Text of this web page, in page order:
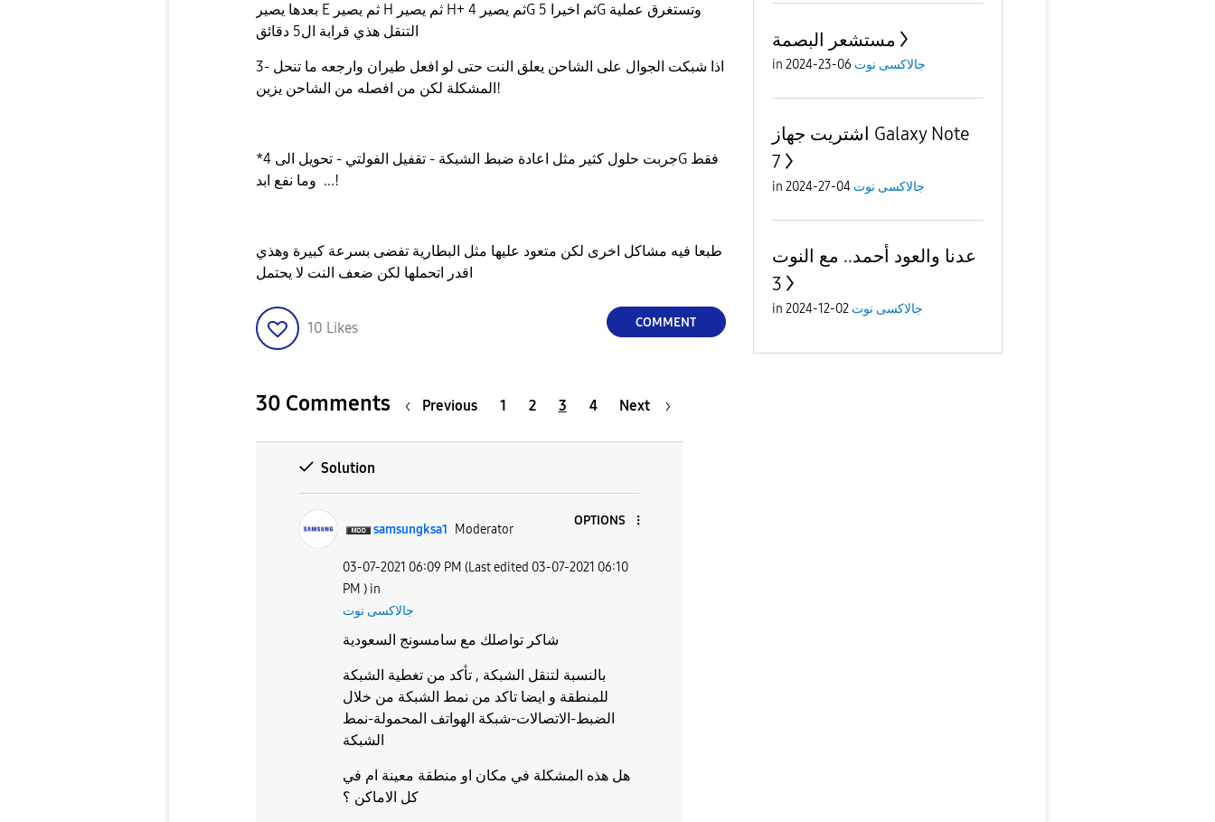
بعدها يصير E ثم يصير H ثم يصير H+ ثم يصير 4G ثم اخيرا 5G وتستغرق عملية
التنقل هذي قرابة ال5 دقائق
3- اذا شبكت الجوال على الشاحن يعلق النت حتى لو افعل طيران وارجعه ما تنحل
المشكلة لكن من افصله من الشاحن يزين!
*جربت حلول كثير مثل اعادة ضبط الشبكة - تقفيل الفولتي - تحويل الى 4G فقط
... وما نفع ابد!
طبعا فيه مشاكل اخرى لكن متعود عليها مثل البطارية تفضى بسرعة كبيرة وهذي
اقدر اتحملها لكن ضعف النت لا يحتمل
10 Likes COMMENT
30 Comments Previous 1 2 3 4 Next
Solution
samsungksa1 Moderator
OPTIONS
‎03-07-2021 06:09 PM (Last edited ‎03-07-2021 06:10
PM ) in
جالاكسى نوت
شاكر تواصلك مع سامسونج السعودية
بالنسبة لتنقل الشبكة , تأكد من تغطية الشبكة
للمنطقة و ايضا تاكد من نمط الشبكة من خلال
الضبط-الاتصالات-شبكة الهواتف المحمولة-نمط
الشبكة
هل هذه المشكلة في مكان او منطقة معينة ام في
كل الاماكن ؟
مستشعر البصمة
in جالاكسى نوت 06-23-2024
اشتريت جهاز Galaxy Note
7
in جالاكسى نوت 04-27-2024
عدنا والعود أحمد.. مع النوت
3
in جالاكسى نوت 02-12-2024